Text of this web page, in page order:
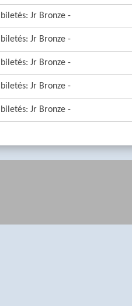
Jr Bronze -
Jr Bronze -
Jr Bronze -
Jr Bronze -
Jr Bronze -